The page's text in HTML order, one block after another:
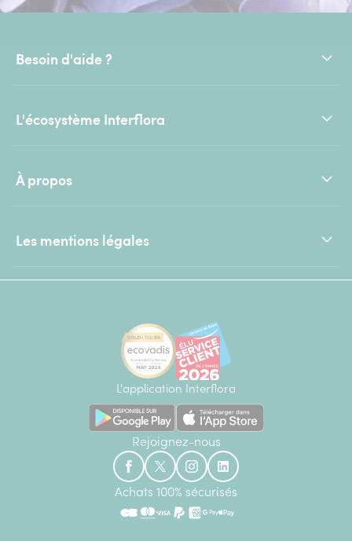
Besoin d'aide ?
L'écosystème Interflora
À propos
Les mentions légales
L'application Interflora
Rejoignez-nous
Achats 100% sécurisés